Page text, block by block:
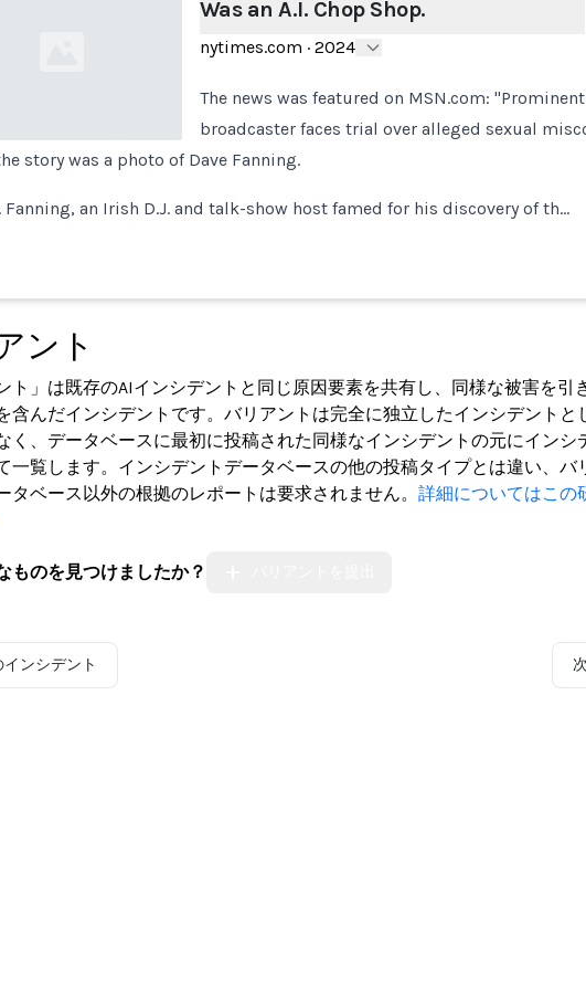
Was an A.I. Chop Shop.
nytimes.com · 2024
The news was featured on MSN.com:
broadcaster faces trial over alleged sexual
story was a photo of Dave Fanning.
Fanning, an Irish D.J. and talk-show host famed for his discovery of th…
ント
ト」は既存のAIインシデントと同じ原因要素を共有し、同様な被害を引
含んだインシデントです。バリアントは完全に独立したインシデントと
く、データベースに最初に投稿された同様なインシデントの元にインシ
一覧します。インシデントデータベースの他の投稿タイプとは違い、バ
タベース以外の根拠のレポートは要求されません。 詳細についてはこの
ものを見つけましたか？
インシデント